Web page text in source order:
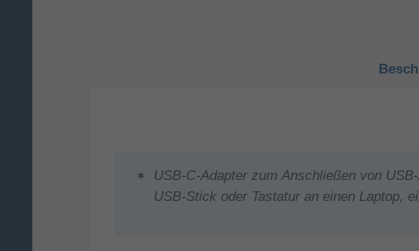
USB-C-Adapter zum Anschließen von
USB-Stick oder Tastatur an einen Laptop,